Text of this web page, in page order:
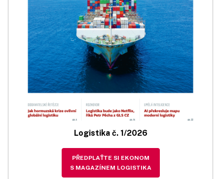
Logistika č. 1/2026
PŘEDPLAŤTE SI EKONOM
S MAGAZÍNEM LOGISTIKA